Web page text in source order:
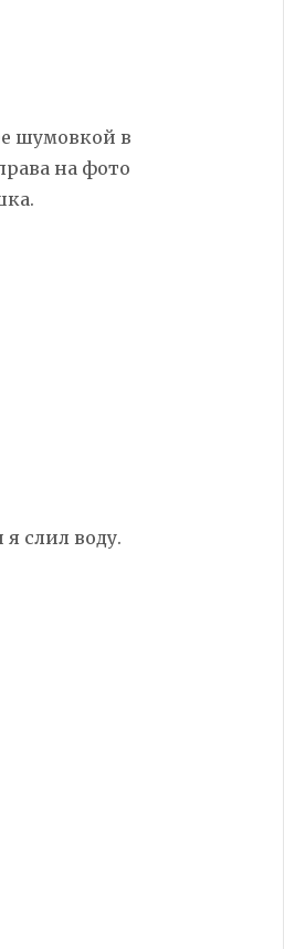
шумовкой в
на фото
слил воду.